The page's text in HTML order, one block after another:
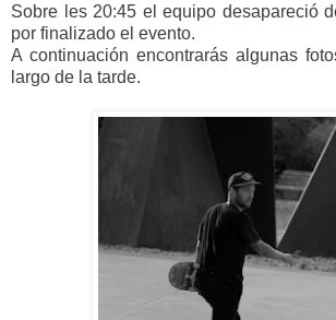
Sobre les 20:45 el equipo desapareció
por finalizado el evento.
A continuación encontrarás algunas
largo de la tarde.